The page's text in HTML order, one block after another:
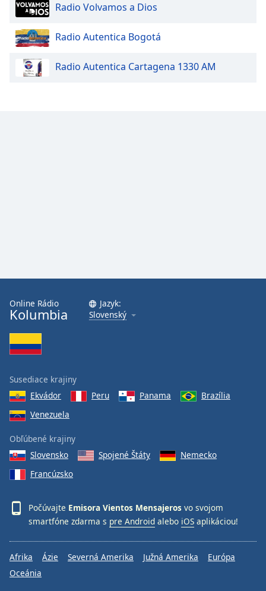
Radio Volvamos a Dios
Radio Autentica Bogotá
Radio Autentica Cartagena 1330 AM
Online Rádio
Kolumbia
Jazyk:
Slovenský
Susediace krajiny
Ekvádor
Peru Panama
Brazília
Venezuela
Obľúbené krajiny
Slovensko
Spojené Štáty
Nemecko
Francúzsko
Počúvajte Emisora Vientos Mensajeros vo svojom
smartfóne zdarma s pre Android alebo iOS aplikáciou!
Afrika Ázie Severná Amerika Južná Amerika
Európa
Oceánia